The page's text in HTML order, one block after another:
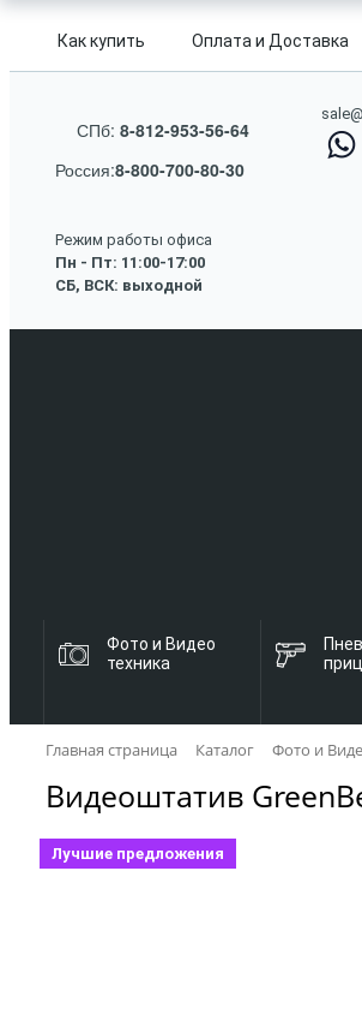
Как купить Оплата и Доставка
СПб: 8-812-953-56-64
Россия:8-800-700-80-30
Режим работы офиса
Пн - Пт: 11:00-17:00
СБ, ВСК: выходной
Фото и Видео
техника
Главная страница Каталог Фото и
Видеоштатив
Лучшие предложения